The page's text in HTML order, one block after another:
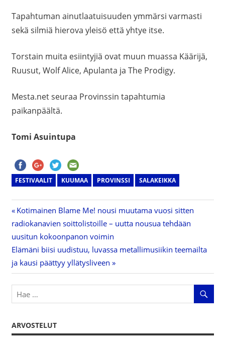
Tapahtuman ainutlaatuisuuden ymmärsi varmasti
sekä silmiä hierova yleisö että yhtye itse.
Torstain muita esiintyjiä ovat muun muassa Käärijä,
Ruusut, Wolf Alice, Apulanta ja The Prodigy.
Mesta.net seuraa Provinssin tapahtumia
paikanpäältä.
Tomi Asuintupa
FESTIVAALIT KUUMAA PROVINSSI SALAKEIKKA
Artikkelien
selaus
Previous
Post:
Kotimainen Blame Me! nousi muutama vuosi sitten
radiokanavien soittolistoille – uutta nousua tehdään
uusitun kokoonpanon voimin
Next
Post:
Elämäni biisi uudistuu, luvassa metallimusiikin teemailta
ja kausi päättyy yllätysliveen
ARVOSTELUT